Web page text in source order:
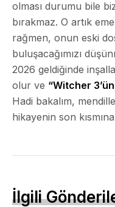
olması durumu bile
bırakmaz. O artık
rağmen, onun eski
buluşacağımızı
2026 geldiğinde
olur ve “Witcher
Hadi bakalım,
hikayenin son
İlgili